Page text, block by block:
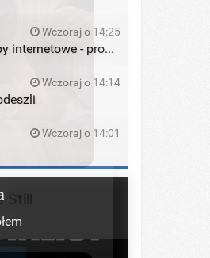
Wczoraj o 14:25
Zagraniczne sklepy internetowe - promocje
Wczoraj o 14:14
Wczoraj o 14:01